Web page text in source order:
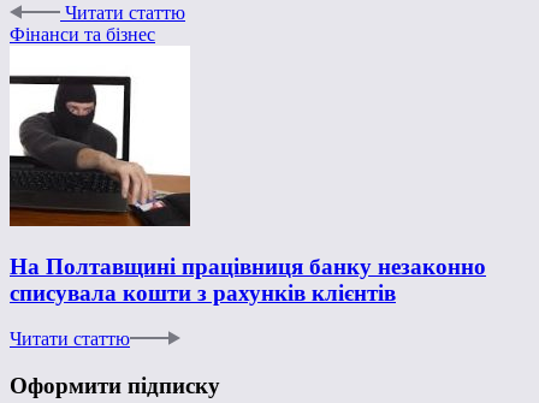
Читати статтю
Фінанси та бізнес
На Полтавщині працівниця банку незаконно
списувала кошти з рахунків клієнтів
Читати статтю
Оформити підписку